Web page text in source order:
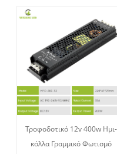
Τροφοδοτικό 12v 400w Ημι-
κόλλα Γραμμικό Φωτισμό